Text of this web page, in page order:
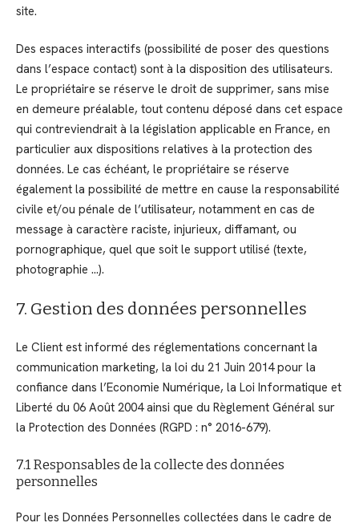
site.
Des espaces interactifs (possibilité de poser des questions
dans l’espace contact) sont à la disposition des utilisateurs.
Le propriétaire se réserve le droit de supprimer, sans mise
en demeure préalable, tout contenu déposé dans cet espace
qui contreviendrait à la législation applicable en France, en
particulier aux dispositions relatives à la protection des
données. Le cas échéant, le propriétaire se réserve
également la possibilité de mettre en cause la responsabilité
civile et/ou pénale de l’utilisateur, notamment en cas de
message à caractère raciste, injurieux, diffamant, ou
pornographique, quel que soit le support utilisé (texte,
photographie …).
7. Gestion des données personnelles
Le Client est informé des réglementations concernant la
communication marketing, la loi du 21 Juin 2014 pour la
confiance dans l’Economie Numérique, la Loi Informatique et
Liberté du 06 Août 2004 ainsi que du Règlement Général sur
la Protection des Données (RGPD : n° 2016-679).
7.1 Responsables de la collecte des données
personnelles
Pour les Données Personnelles collectées dans le cadre de